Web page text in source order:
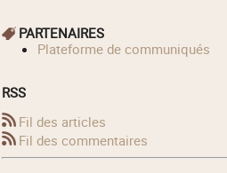
PARTENAIRES
Plateforme de communiqués
RSS
Fil des articles
Fil des commentaires